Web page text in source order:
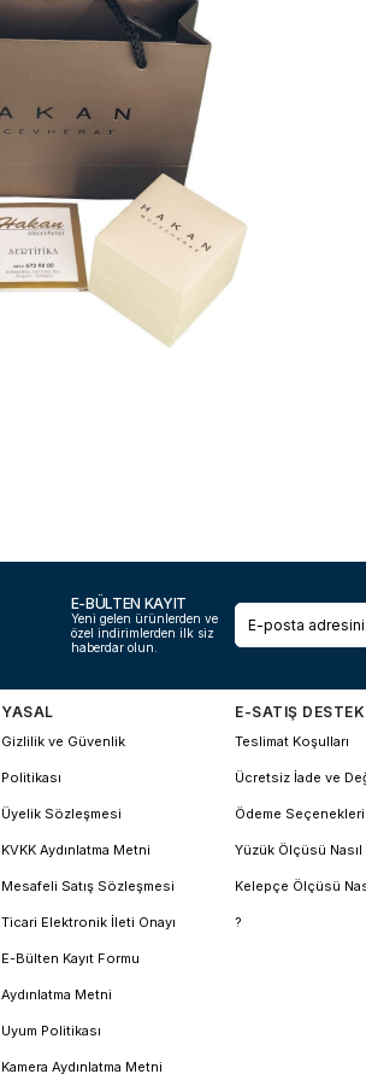
E-BÜLTEN KAYIT
Yeni gelen ürünlerden ve
özel indirimlerden ilk siz
haberdar olun.
YASAL
Gizlilik ve Güvenlik
Politikası
Üyelik Sözleşmesi
KVKK Aydınlatma Metni
Mesafeli Satış Sözleşmesi
Ticari Elektronik İleti Onayı
E-Bülten Kayıt Formu
Aydınlatma Metni
Uyum Politikası
Kamera Aydınlatma Metni
E-SATIŞ DESTEK
Teslimat Koşulları
Ücretsiz İade ve
Ödeme Seçenekleri
Yüzük Ölçüsü Nasıl
Kelepçe Ölçüsü
?